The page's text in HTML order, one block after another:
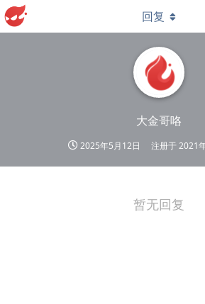
大金哥咯
2025年5月12日 注册于2021
回复
暂无回复